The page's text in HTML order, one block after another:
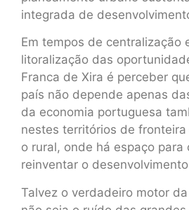
integrada de
Em tempos de centralização
litoralização das
Franca de Xira é perceber
país não depende apenas
da economia portuguesa
nestes territórios de
o rural, onde há espaço para
reinventar o
Talvez o verdadeiro motor